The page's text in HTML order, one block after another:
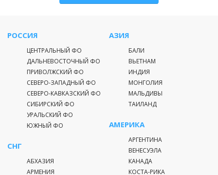
РОССИЯ
ЦЕНТРАЛЬНЫЙ ФО
ДАЛЬНЕВОСТОЧНЫЙ ФО
ПРИВОЛЖСКИЙ ФО
СЕВЕРО-ЗАПАДНЫЙ ФО
СЕВЕРО-КАВКАЗСКИЙ ФО
СИБИРСКИЙ ФО
УРАЛЬСКИЙ ФО
ЮЖНЫЙ ФО
СНГ
АБХАЗИЯ
АРМЕНИЯ
АЗИЯ
БАЛИ
ВЬЕТНАМ
ИНДИЯ
МОНГОЛИЯ
МАЛЬДИВЫ
ТАИЛАНД
АМЕРИКА
АРГЕНТИНА
ВЕНЕСУЭЛА
КАНАДА
КОСТА-РИКА